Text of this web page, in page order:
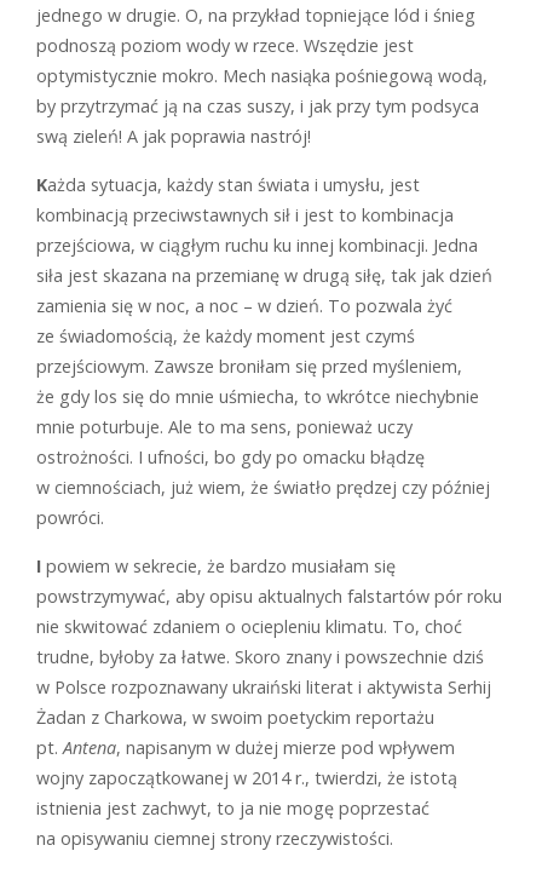
jednego w drugie. O, na przykład topniejące lód i śnieg
podnoszą poziom wody w rzece. Wszędzie jest
optymistycznie mokro. Mech nasiąka pośniegową wodą,
by przytrzymać ją na czas suszy, i jak przy tym podsyca
swą zieleń! A jak poprawia nastrój!
Każda sytuacja, każdy stan świata i umysłu, jest
kombinacją przeciwstawnych sił i jest to kombinacja
przejściowa, w ciągłym ruchu ku innej kombinacji. Jedna
siła jest skazana na przemianę w drugą siłę, tak jak dzień
zamienia się w noc, a noc – w dzień. To pozwala żyć
ze świadomością, że każdy moment jest czymś
przejściowym. Zawsze broniłam się przed myśleniem,
że gdy los się do mnie uśmiecha, to wkrótce niechybnie
mnie poturbuje. Ale to ma sens, ponieważ uczy
ostrożności. I ufności, bo gdy po omacku błądzę
w ciemnościach, już wiem, że światło prędzej czy później
powróci.
I powiem w sekrecie, że bardzo musiałam się
powstrzymywać, aby opisu aktualnych falstartów pór roku
nie skwitować zdaniem o ociepleniu klimatu. To, choć
trudne, byłoby za łatwe. Skoro znany i powszechnie dziś
w Polsce rozpoznawany ukraiński literat i aktywista Serhij
Żadan z Charkowa, w swoim poetyckim reportażu
pt.Antena, napisanym w dużej mierze pod wpływem
wojny zapoczątkowanej w 2014 r., twierdzi, że istotą
istnienia jest zachwyt, to ja nie mogę poprzestać
na opisywaniu ciemnej strony rzeczywistości.